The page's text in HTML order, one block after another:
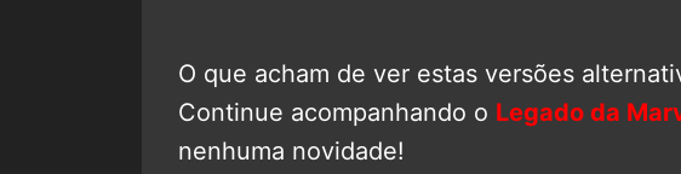
O que acham de ver estas versões
Continue acompanhando o Legado da
nenhuma novidade!